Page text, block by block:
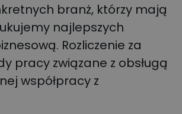
branż, którzy mają
najlepszych
Rozliczenie za
pracy związane z obsługą
współpracy z